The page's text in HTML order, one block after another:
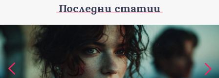
Последни статии